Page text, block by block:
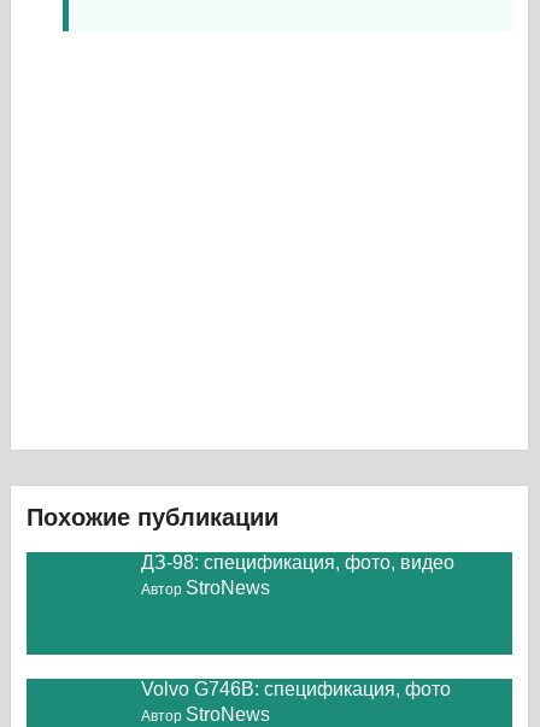
Похожие публикации
ДЗ-98: спецификация, фото, видео
Автор StroNews
Volvo G746B: спецификация, фото
Автор StroNews